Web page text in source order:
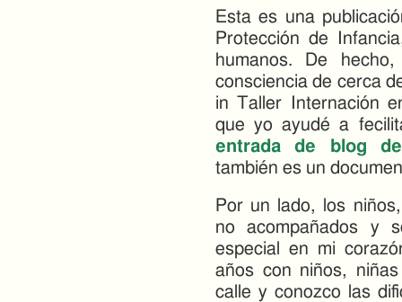
Esta es una
Protección de
humanos. De
consciencia de cerca
in Taller Internación
que yo ayudé a
entrada de blog
también es un
Por un lado, los
no acompañados y
especial en mi
años con niños,
calle y conozco las